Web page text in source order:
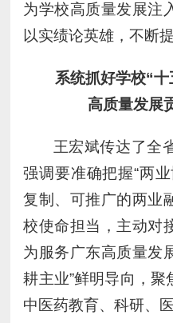
为学校高质量发展注
以实绩论英雄，不断
系统抓好学校“十
高质量发展
王宏斌传达了全
强调要准确把握“两
复制、可推广的两业
校使命担当，主动对
为服务广东高质量发
耕主业”鲜明导向，
中医药教育、科研、